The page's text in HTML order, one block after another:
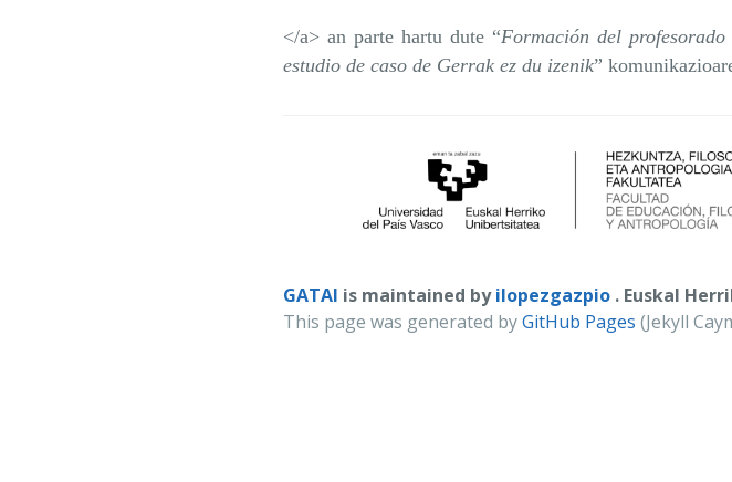
</a> an parte hartu dute “Formación del
estudio de caso de Gerrak ez du izenik”
GATAI is maintained byilopezgazpio . Euskal
This page was generated byGitHub Pages (Jekyll